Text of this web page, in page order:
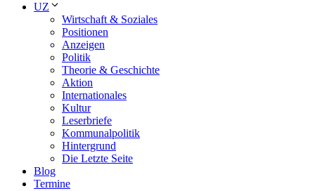
UZ
Wirtschaft & Soziales
Positionen
Anzeigen
Politik
Theorie & Geschichte
Aktion
Internationales
Kultur
Leserbriefe
Kommunalpolitik
Hintergrund
Die Letzte Seite
Blog
Termine